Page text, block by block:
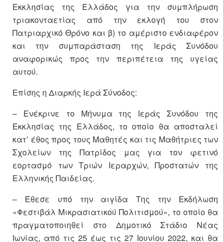
Εκκλησίας της Ελλάδος για την συμπλήρωση
τριακονταετίας από την εκλογή του στον
Πατριαρχικό Θρόνο και β) το αμέριστο ενδιαφέρον
και την συμπαράσταση της Ιεράς Συνόδου
αναφορικώς προς την περιπέτεια της υγείας
αυτού.
Επίσης η Διαρκής Ιερά Σύνοδος:
– Ενέκρινε το Μήνυμα της Ιεράς Συνόδου της
Εκκλησίας της Ελλάδος, το οποίο θα αποσταλεί
κατ’ έθος προς τους Μαθητές και τις Μαθήτριες των
Σχολείων της Πατρίδος μας για τον φετινό
εορτασμό των Τριών Ιεραρχών, Προστατών της
Ελληνικής Παιδείας.
– Έθεσε υπό την αιγίδα Της την Εκδήλωση
«Φεστιβάλ Μικρασιατικού Πολιτισμού», το οποίο θα
πραγματοποιηθεί στο Δημοτικό Στάδιο Νέας
Ιωνίας, από τις 25 έως τις 27 Ιουνίου 2022, και θα